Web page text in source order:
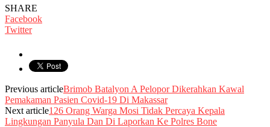
SHARE
Facebook
Twitter
Previous articleBrimob Batalyon A Pelopor Dikerahkan Kawal
Pemakaman Pasien Covid-19 Di Makassar
Next article126 Orang Warga Mosi Tidak Percaya Kepala
Lingkungan Panyula Dan Di Laporkan Ke Polres Bone